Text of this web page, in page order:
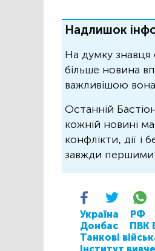
Надлишок
На думку
більше новина
важливішою
Останній
кожній новині
конфлікти, дії і
завжди
Україна РФ
Донбас
ПВК
Танкові